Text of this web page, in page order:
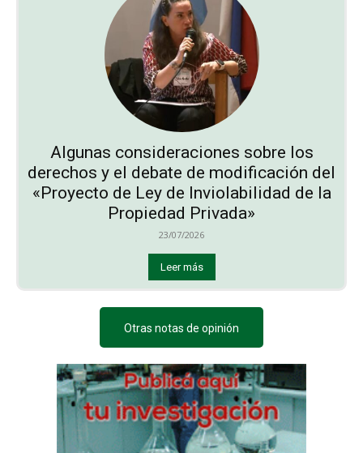
Algunas consideraciones sobre los
derechos y el debate de modificación del
«Proyecto de Ley de Inviolabilidad de la
Propiedad Privada»
23/07/2026
Leer más
Otras notas de opinión